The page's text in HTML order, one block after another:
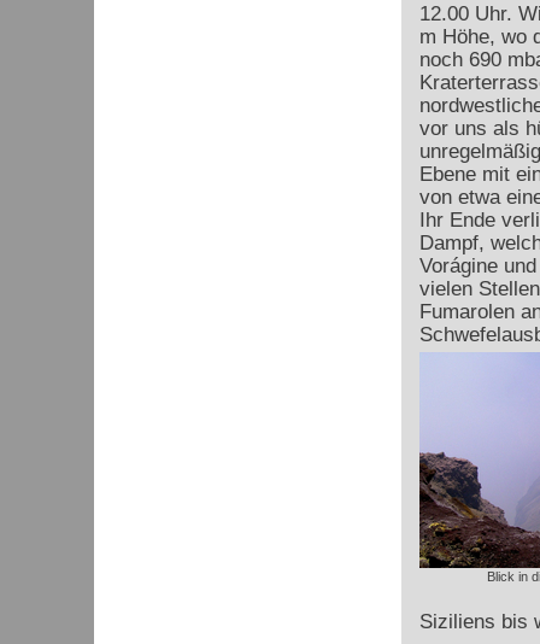
12.00 Uhr.
m Höhe, wo
noch 690
vor uns als
Ebene mit
von etwa
Ihr Ende
Dampf,
Vorágine
vielen
Fumarolen
Blick in
Siziliens bis